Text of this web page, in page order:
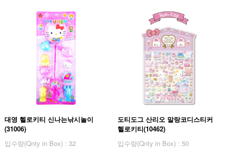
대영 헬로키티 신나는낚시놀이
(31006)
입수량(Qnty in Box) : 32
도티도그 산리오 말랑코디스티커
헬로키티(10462)
입수량(Qnty in Box) : 50